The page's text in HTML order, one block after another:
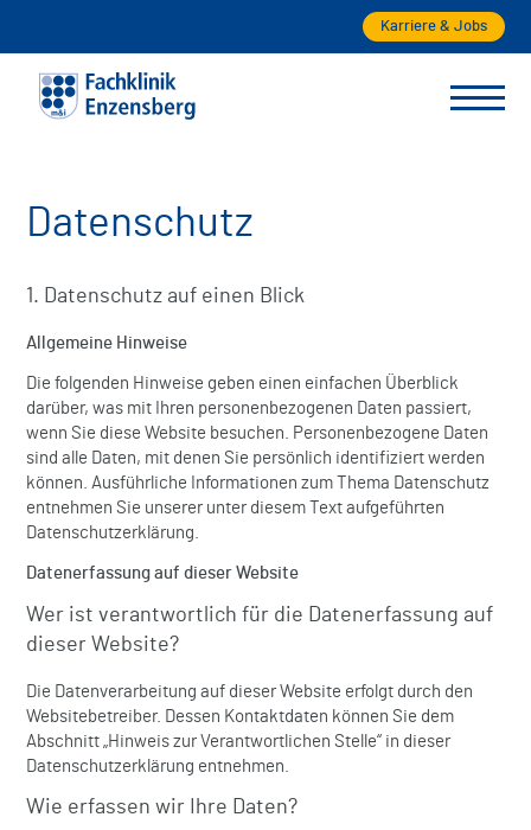
Karriere & Jobs
Datenschutz
1. Datenschutz auf einen Blick
Allgemeine Hinweise
Die folgenden Hinweise geben einen einfachen Überblick
darüber, was mit Ihren personenbezogenen Daten passiert,
wenn Sie diese Website besuchen. Personenbezogene Daten
sind alle Daten, mit denen Sie persönlich identifiziert werden
können. Ausführliche Informationen zum Thema Datenschutz
entnehmen Sie unserer unter diesem Text aufgeführten
Datenschutzerklärung.
Datenerfassung auf dieser Website
Wer ist verantwortlich für die Datenerfassung auf
dieser Website?
Die Datenverarbeitung auf dieser Website erfolgt durch den
Websitebetreiber. Dessen Kontaktdaten können Sie dem
Abschnitt „Hinweis zur Verantwortlichen Stelle“ in dieser
Datenschutzerklärung entnehmen.
Wie erfassen wir Ihre Daten?